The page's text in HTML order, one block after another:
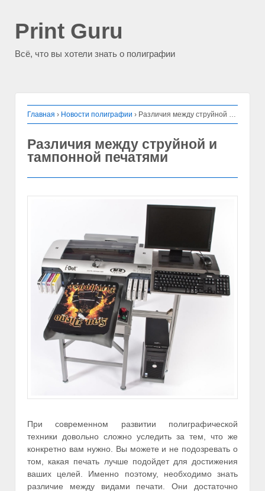
Print Guru
Всё, что вы хотели знать о полиграфии
Главная › Новости полиграфии › Различия между струйной и тампонной печатями
Различия между струйной и
тампонной печатями
При современном развитии полиграфической
техники довольно сложно уследить за тем, что же
конкретно вам нужно. Вы можете и не подозревать о
том, какая печать лучше подойдет для достижения
ваших целей. Именно поэтому, необходимо знать
различие между видами печати. Они достаточно